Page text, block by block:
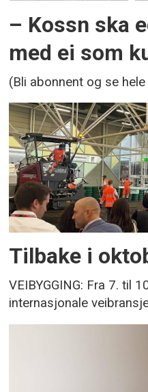
– Kossn ska
med ei som
(Bli abonnent og se
Tilbake i
VEIBYGGING: Fra 7. til
internasjonale